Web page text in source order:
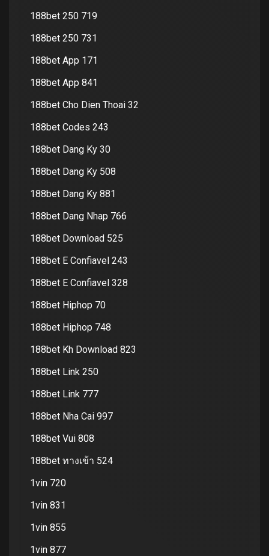
188bet 250 719
188bet 250 731
188bet App 171
188bet App 841
188bet Cho Dien Thoai 32
188bet Codes 243
188bet Dang Ky 30
188bet Dang Ky 508
188bet Dang Ky 881
188bet Dang Nhap 766
188bet Download 525
188bet E Confiavel 243
188bet E Confiavel 328
188bet Hiphop 70
188bet Hiphop 748
188bet Kh Download 823
188bet Link 250
188bet Link 777
188bet Nha Cai 997
188bet Vui 808
188bet ทางเข้า 524
1vin 720
1vin 831
1vin 855
1vin 877